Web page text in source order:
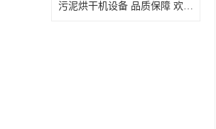
污泥烘干机设备 品质保障 欢迎咨询